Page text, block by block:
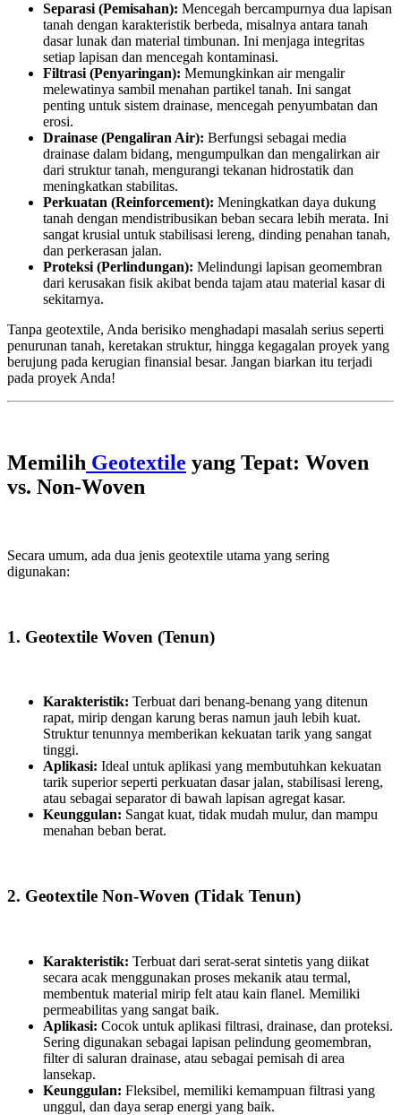
Separasi (Pemisahan): Mencegah bercampurnya dua lapisan
tanah dengan karakteristik berbeda, misalnya antara tanah
dasar lunak dan material timbunan. Ini menjaga integritas
setiap lapisan dan mencegah kontaminasi.
Filtrasi (Penyaringan): Memungkinkan air mengalir
melewatinya sambil menahan partikel tanah. Ini sangat
penting untuk sistem drainase, mencegah penyumbatan dan
erosi.
Drainase (Pengaliran Air): Berfungsi sebagai media
drainase dalam bidang, mengumpulkan dan mengalirkan air
dari struktur tanah, mengurangi tekanan hidrostatik dan
meningkatkan stabilitas.
Perkuatan (Reinforcement): Meningkatkan daya dukung
tanah dengan mendistribusikan beban secara lebih merata. Ini
sangat krusial untuk stabilisasi lereng, dinding penahan tanah,
dan perkerasan jalan.
Proteksi (Perlindungan): Melindungi lapisan geomembran
dari kerusakan fisik akibat benda tajam atau material kasar di
sekitarnya.
Tanpa geotextile, Anda berisiko menghadapi masalah serius seperti
penurunan tanah, keretakan struktur, hingga kegagalan proyek yang
berujung pada kerugian finansial besar. Jangan biarkan itu terjadi
pada proyek Anda!
Memilih Geotextile yang Tepat: Woven
vs. Non-Woven
Secara umum, ada dua jenis geotextile utama yang sering
digunakan:
1. Geotextile Woven (Tenun)
Karakteristik: Terbuat dari benang-benang yang ditenun
rapat, mirip dengan karung beras namun jauh lebih kuat.
Struktur tenunnya memberikan kekuatan tarik yang sangat
tinggi.
Aplikasi: Ideal untuk aplikasi yang membutuhkan kekuatan
tarik superior seperti perkuatan dasar jalan, stabilisasi lereng,
atau sebagai separator di bawah lapisan agregat kasar.
Keunggulan: Sangat kuat, tidak mudah mulur, dan mampu
menahan beban berat.
2. Geotextile Non-Woven (Tidak Tenun)
Karakteristik: Terbuat dari serat-serat sintetis yang diikat
secara acak menggunakan proses mekanik atau termal,
membentuk material mirip felt atau kain flanel. Memiliki
permeabilitas yang sangat baik.
Aplikasi: Cocok untuk aplikasi filtrasi, drainase, dan proteksi.
Sering digunakan sebagai lapisan pelindung geomembran,
filter di saluran drainase, atau sebagai pemisah di area
lansekap.
Keunggulan: Fleksibel, memiliki kemampuan filtrasi yang
unggul, dan daya serap energi yang baik.